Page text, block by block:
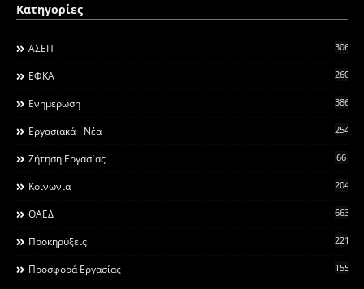
Κατηγορίες
ΑΣΕΠ 306
ΕΦΚΑ 260
Ενημέρωση 3868
Εργασιακά - Νέα 2546
Ζήτηση Εργασίας 66
Κοινωνία 2044
ΟΑΕΔ 663
Προκηρύξεις 2215
Προσφορά Εργασίας 155